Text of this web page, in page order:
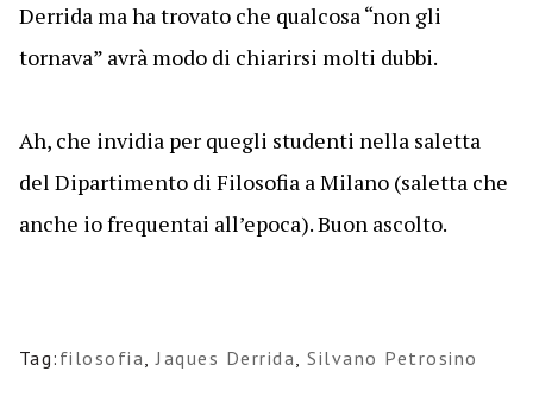
Derrida ma ha trovato che qualcosa “non gli
tornava” avrà modo di chiarirsi molti dubbi.
Ah, che invidia per quegli studenti nella saletta
del Dipartimento di Filosofia a Milano (saletta che
anche io frequentai all’epoca). Buon ascolto.
Tag: filosofia,Jaques Derrida,Silvano Petrosino